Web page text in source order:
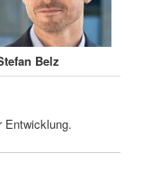
Belz
Entwicklung.